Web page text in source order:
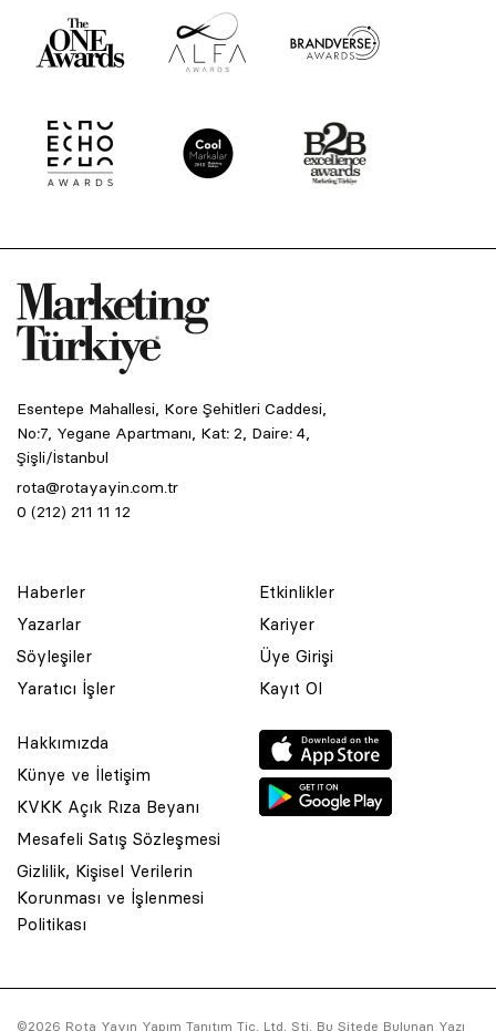
Esentepe Mahallesi, Kore Şehitleri Caddesi,
No:7, Yegane Apartmanı, Kat: 2, Daire: 4,
Şişli/İstanbul
rota@rotayayin.com.tr
0 (212) 211 11 12
Haberler
Yazarlar
Söyleşiler
Yaratıcı İşler
Etkinlikler
Kariyer
Üye Girişi
Kayıt Ol
Hakkımızda
Künye ve İletişim
KVKK Açık Rıza Beyanı
Mesafeli Satış Sözleşmesi
Gizlilik, Kişisel Verilerin
Korunması ve İşlenmesi
Politikası
©2026 Rota Yayın Yapım Tanıtım Tic. Ltd. Şti. Bu Sitede Bulunan Yazı
© 2001 Rota Yayın Yapım Tanıtım Tic. Ltd. Şti. Bu Sitede Bulunan
Asquared WordPress Agencytarafından tasarlanmış ve